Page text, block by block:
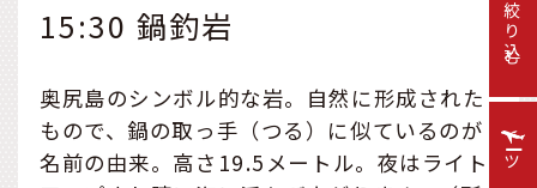
絞り込む
15:30 鍋釣岩
奥尻島のシンボル的な岩。自然に形成された
もので、鍋の取っ手（つる）に似ているのが
名前の由来。高さ19.5メートル。夜はライト